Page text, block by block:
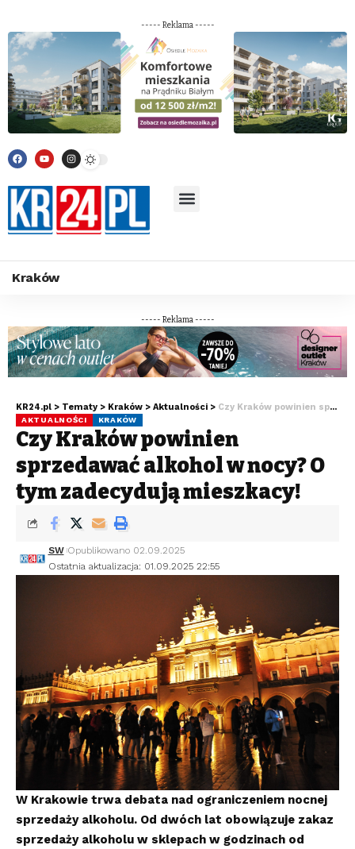
----- Reklama -----
Kraków
----- Reklama -----
KR24.pl > Tematy > Kraków > Aktualności > Czy Kraków powinien sprzedawać alkohol w nocy? O tym zadecydują mieszkańcy!
AKTUALNOŚCI KRAKÓW
Czy Kraków powinien
sprzedawać alkohol w nocy? O
tym zadecydują mieszkańcy!
Ostatnia aktualizacja: 01.09.2025 22:55
SW Opublikowano 02.09.2025
W Krakowie trwa debata nad ograniczeniem nocnej
sprzedaży alkoholu. Od dwóch lat obowiązuje zakaz
sprzedaży alkoholu w sklepach w godzinach od